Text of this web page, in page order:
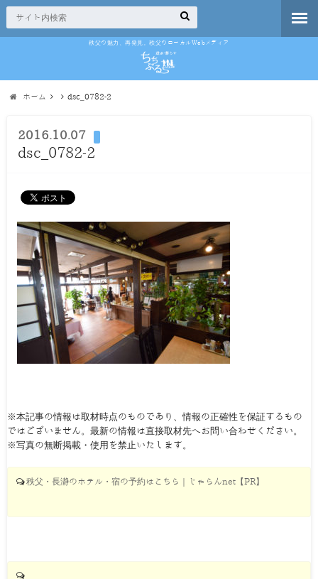
秩父の魅力、再発見。秩父のローカルWebメディア
ホーム dsc_0782-2
2016.10.07
dsc_0782-2
※本記事の情報は取材時点のものであり、情報の正確性を保証するもの
ではございません。最新の情報は直接取材先へお問い合わせください。
※写真の無断掲載・使用を禁止いたします。
秩父・長瀞のホテル・宿の予約はこちら｜じゃらんnet【PR】